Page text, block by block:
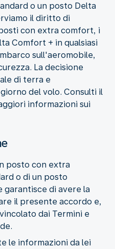
o un posto Delta
il diritto di
con extra comfort, i
Comfort + in qualsiasi
sull'aeromobile,
La decisione
di terra e
del volo. Consulti il
informazioni sui
posto con extra
o di un posto
garantisce di avere la
il presente accordo e,
dai Termini e
le informazioni da lei